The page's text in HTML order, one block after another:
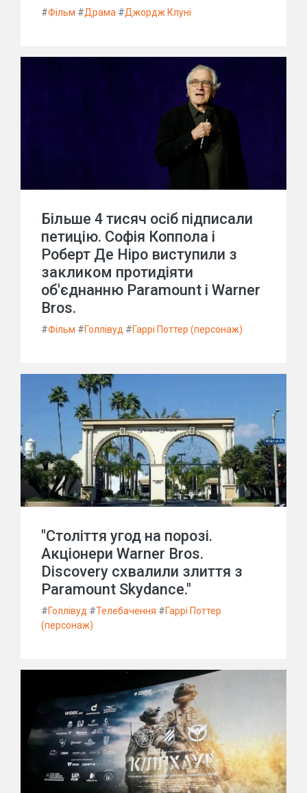
#Фільм #Драма #Джордж Клуні
Більше 4 тисяч осіб підписали
петицію. Софія Коппола і
Роберт Де Ніро виступили з
закликом протидіяти
об'єднанню Paramount і Warner
Bros.
#Фільм #Голлівуд #Гаррі Поттер (персонаж)
"Століття угод на порозі.
Акціонери Warner Bros.
Discovery схвалили злиття з
Paramount Skydance."
#Голлівуд #Телебачення #Гаррі Поттер
(персонаж)